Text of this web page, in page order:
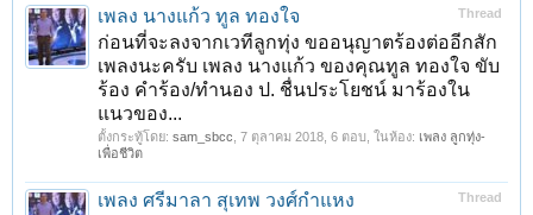
Thread
เพลง นางแก้ว ทูล ทองใจ
ก่อนที่จะลงจากเวทีลูกทุ่ง ขออนุญาตร้องต่ออีกสัก
เพลงนะครับ เพลง นางแก้ว ของคุณทูล ทองใจ ขับ
ร้อง คำร้อง/ทำนอง ป. ชื่นประโยชน์ มาร้องใน
แนวของ...
ตั้งกระทู้โดย: sam_sbcc 7 ตุลาคม 2018 , 6 ตอบ, ในห้อง: เพลง ลูกทุ่ง-
เพื่อชีวิต
Thread
เพลง ศรีมาลา สุเทพ วงศ์กำแหง